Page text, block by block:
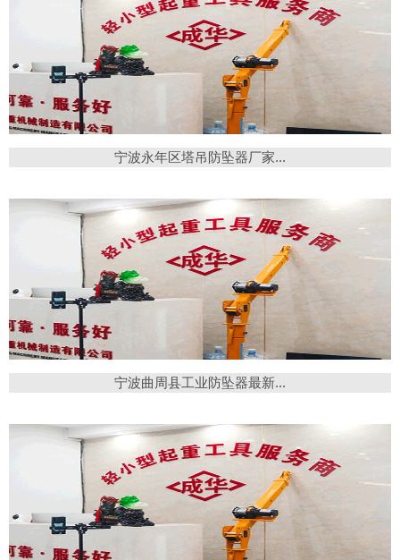
宁波永年区塔吊防坠器厂家...
宁波曲周县工业防坠器最新...